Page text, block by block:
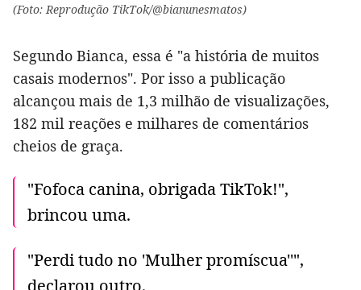
(Foto: Reprodução TikTok/@bianunesmatos)
Segundo Bianca, essa é "a história de muitos
casais modernos". Por isso a publicação
alcançou mais de 1,3 milhão de visualizações,
182 mil reações e milhares de comentários
cheios de graça.
"Fofoca canina, obrigada TikTok!",
brincou uma.
"Perdi tudo no 'Mulher promíscua''",
declarou outro.